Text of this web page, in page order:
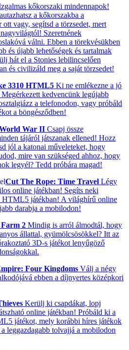
kőkorszaki mindennapok!
a kőkorszakba a
vagy, segítsd a törzsedet, mert
Szeretnének
válni. Ebben a törekvésükben
és újabb lehetőségek és tartalmak
hát el a Stonies lebilincselően
és civilizáld meg a saját törzsedet!
3310 HTML5 Ki ne emlékezne a jó
kedvencünk legújabb
a telefonodon, vagy próbáld
a böngésződben!
World War II Csapj össze
tájáról játszanak ellened! Hozz
jól a katonai műveleteket, hogy
mire van szükséged ahhoz, hogy
legyél? Tedd próbára magad!
Cut The Rope: Time Travel Légy
online játékban! Segíts neki
HTML5 játékban! A világhírű online
darabja a mobilodon!
2 Mindig is arról álmodtál, hogy
állattal, gyümölcsösökkel? Itt az
3D-s játékot lenyűgöző
Four Kingdoms Válj a négy
ebben a díjnyertes középkori
Kerülj ki csapdákat, lopj
online játékban! Próbáld ki a
játékot, mely korábbi híres játékok
leggazdagabb tolvajjá a mobilodon